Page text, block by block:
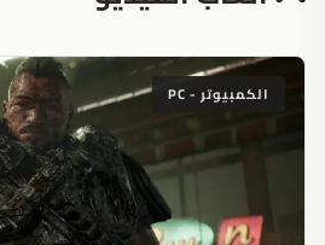
الكمبيوتر - PC